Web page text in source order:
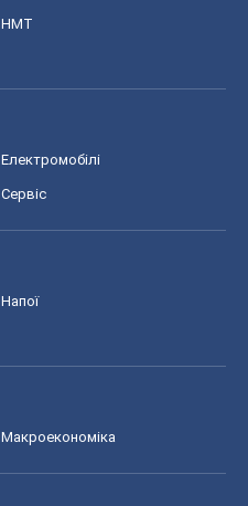
НМТ
Електромобілі
Сервіс
Напої
Макроекономіка